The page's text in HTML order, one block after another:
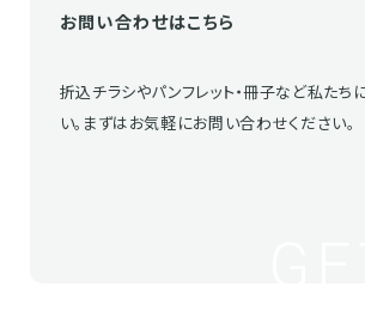
お問い合わせはこちら
折込チラシやパンフレット・冊子など私たち
い。まずはお気軽にお問い合わせください。